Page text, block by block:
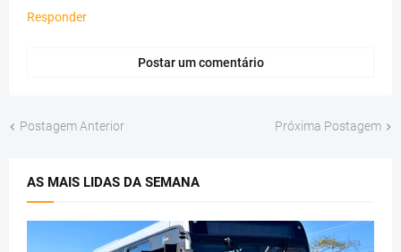
Responder
Postar um comentário
Postagem Anterior Próxima Postagem
AS MAIS LIDAS DA SEMANA